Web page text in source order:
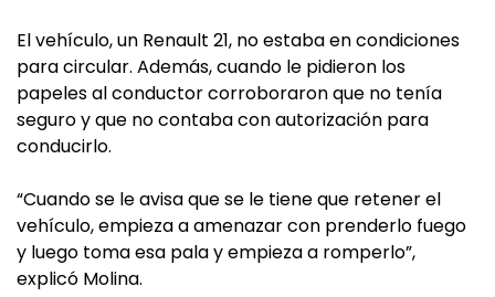
El vehículo, un Renault 21, no estaba en condiciones
para circular. Además, cuando le pidieron los
papeles al conductor corroboraron que no tenía
seguro y que no contaba con autorización para
conducirlo.
“Cuando se le avisa que se le tiene que retener el
vehículo, empieza a amenazar con prenderlo fuego
y luego toma esa pala y empieza a romperlo”,
explicó Molina.